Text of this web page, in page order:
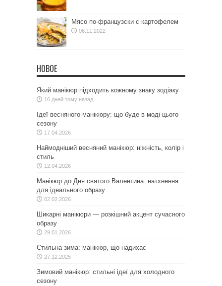
Мясо по-французски с картофелем
06.11.2022
НОВОЕ
Який манікюр підходить кожному знаку зодіаку
16 дней тому назад
Ідеї весняного манікюру: що буде в моді цього
сезону
17.04.2026
Наймодніший весняний манікюр: ніжність, колір і
стиль
12.04.2026
Манікюр до Дня святого Валентина: натхнення
для ідеального образу
02.02.2026
Шикарні манікюри — розкішний акцент сучасного
образу
29.01.2026
Стильна зима: манікюр, що надихає
27.12.2025
Зимовий манікюр: стильні ідеї для холодного
сезону